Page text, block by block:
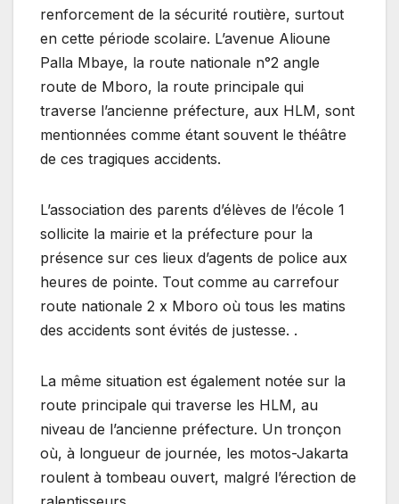
renforcement de la sécurité routière, surtout
en cette période scolaire. L’avenue Alioune
Palla Mbaye, la route nationale n°2 angle
route de Mboro, la route principale qui
traverse l’ancienne préfecture, aux HLM, sont
mentionnées comme étant souvent le théâtre
de ces tragiques accidents.
L’association des parents d’élèves de l’école 1
sollicite la mairie et la préfecture pour la
présence sur ces lieux d’agents de police aux
heures de pointe. Tout comme au carrefour
route nationale 2 x Mboro où tous les matins
des accidents sont évités de justesse. .
La même situation est également notée sur la
route principale qui traverse les HLM, au
niveau de l’ancienne préfecture. Un tronçon
où, à longueur de journée, les motos-Jakarta
roulent à tombeau ouvert, malgré l’érection de